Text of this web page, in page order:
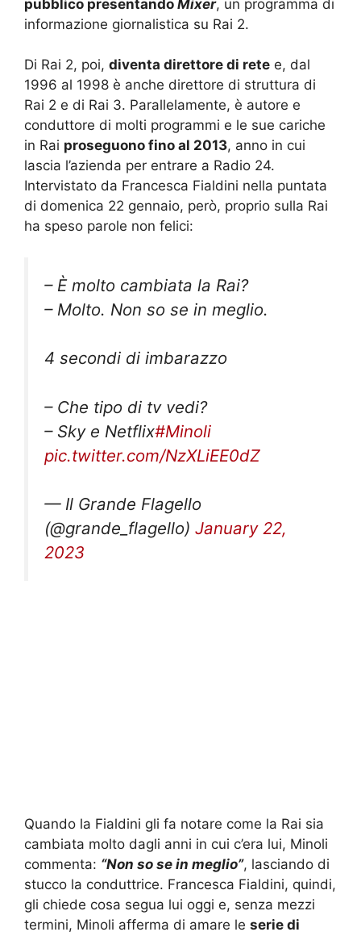
pubblico presentando Mixer, un programma di
informazione giornalistica su Rai 2.
Di Rai 2, poi, diventa direttore di rete e, dal
1996 al 1998 è anche direttore di struttura di
Rai 2 e di Rai 3. Parallelamente, è autore e
conduttore di molti programmi e le sue cariche
in Rai proseguono fino al 2013, anno in cui
lascia l’azienda per entrare a Radio 24.
Intervistato da Francesca Fialdini nella puntata
di domenica 22 gennaio, però, proprio sulla Rai
ha speso parole non felici:
– È molto cambiata la Rai?
– Molto. Non so se in meglio.
4 secondi di imbarazzo
– Che tipo di tv vedi?
– Sky e Netflix#Minoli
pic.twitter.com/NzXLiEE0dZ
— Il Grande Flagello
(@grande_flagello) January 22,
2023
Quando la Fialdini gli fa notare come la Rai sia
cambiata molto dagli anni in cui c’era lui, Minoli
commenta: “Non so se in meglio”, lasciando di
stucco la conduttrice. Francesca Fialdini, quindi,
gli chiede cosa segua lui oggi e, senza mezzi
termini, Minoli afferma di amare le serie di